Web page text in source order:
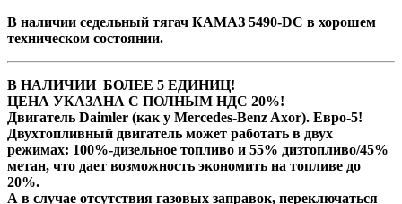
В наличии cедельный тягач КАМАЗ 5490-DC в хорошем
техническом состоянии.
В НАЛИЧИИ БОЛЕЕ 5 ЕДИНИЦ!
ЦЕНА УКАЗАНА С ПОЛНЫМ НДС 20%!
Двигатель Daimler (как у Mercedes-Benz Axor). Евро-5!
Двухтопливный двигатель может работать в двух
режимах: 100%-дизельное топливо и 55% дизтопливо/45%
метан, что дает возможность экономить на топливе до
20%.
А в случае отсутствия газовых заправок, переключаться